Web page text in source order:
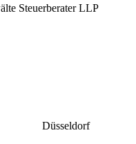
Steuerberater LLP
Düsseldorf